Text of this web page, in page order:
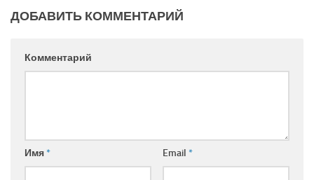
ДОБАВИТЬ КОММЕНТАРИЙ
Комментарий
Имя* Email *